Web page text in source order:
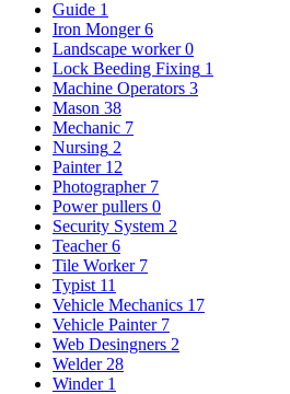
Guide 1
Iron Monger 6
Landscape worker 0
Lock Beeding Fixing 1
Machine Operators 3
Mason 38
Mechanic 7
Nursing 2
Painter 12
Photographer 7
Power pullers 0
Security System 2
Teacher 6
Tile Worker 7
Typist 11
Vehicle Mechanics 17
Vehicle Painter 7
Web Desingners 2
Welder 28
Winder 1